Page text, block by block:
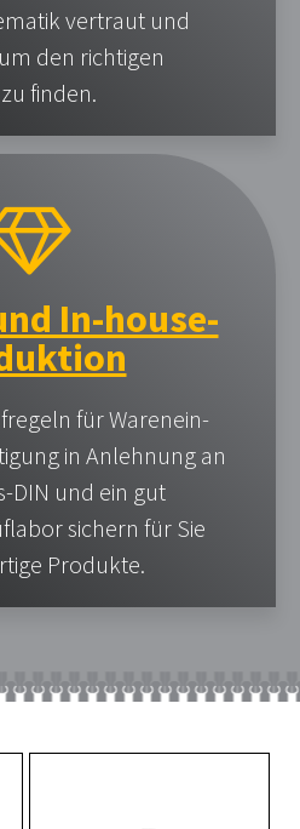
vertraut und
den richtigen
finden.
In-house-
für Warenein-
in Anlehnung an
DIN und ein gut
sichern für Sie
Produkte.